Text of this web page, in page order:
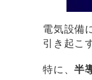
電気設備
引き起こ
特に、半